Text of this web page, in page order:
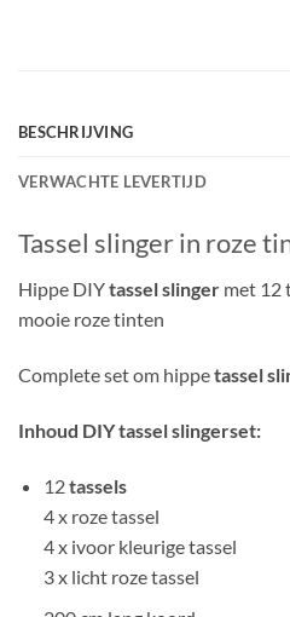
BESCHRIJVING
VERWACHTE LEVERTIJD
Tassel slinger in roze
Hippe DIYtassel slinger met 12
mooie roze tinten
Complete set om hippetassel
Inhoud DIY tassel slingerset:
12tassels
4 x roze tassel
4 x ivoor kleurige tassel
3 x licht roze tassel